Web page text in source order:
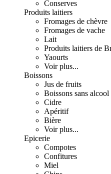
Conserves
Produits laitiers
Fromages de chèvre
Fromages de vache
Lait
Produits laitiers de
Yaourts
Voir plus...
Boissons
Jus de fruits
Boissons sans alcool
Cidre
Apéritif
Bière
Voir plus...
Epicerie
Compotes
Confitures
Miel